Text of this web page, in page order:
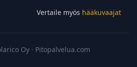
Vertaile myös hääkuvaajat
Oy · Pitopalvelua.com